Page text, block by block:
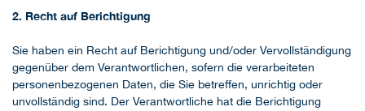
2. Recht auf Berichtigung
Sie haben ein Recht auf Berichtigung und/oder Vervollständigung
gegenüber dem Verantwortlichen, sofern die verarbeiteten
personenbezogenen Daten, die Sie betreffen, unrichtig oder
unvollständig sind. Der Verantwortliche hat die Berichtigung